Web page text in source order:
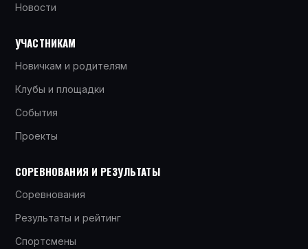
Новости
УЧАСТНИКАМ
Новичкам и родителям
Клубы и площадки
События
Проекты
СОРЕВНОВАНИЯ И РЕЗУЛЬТАТЫ
Соревнования
Результаты и рейтинг
Спортсмены